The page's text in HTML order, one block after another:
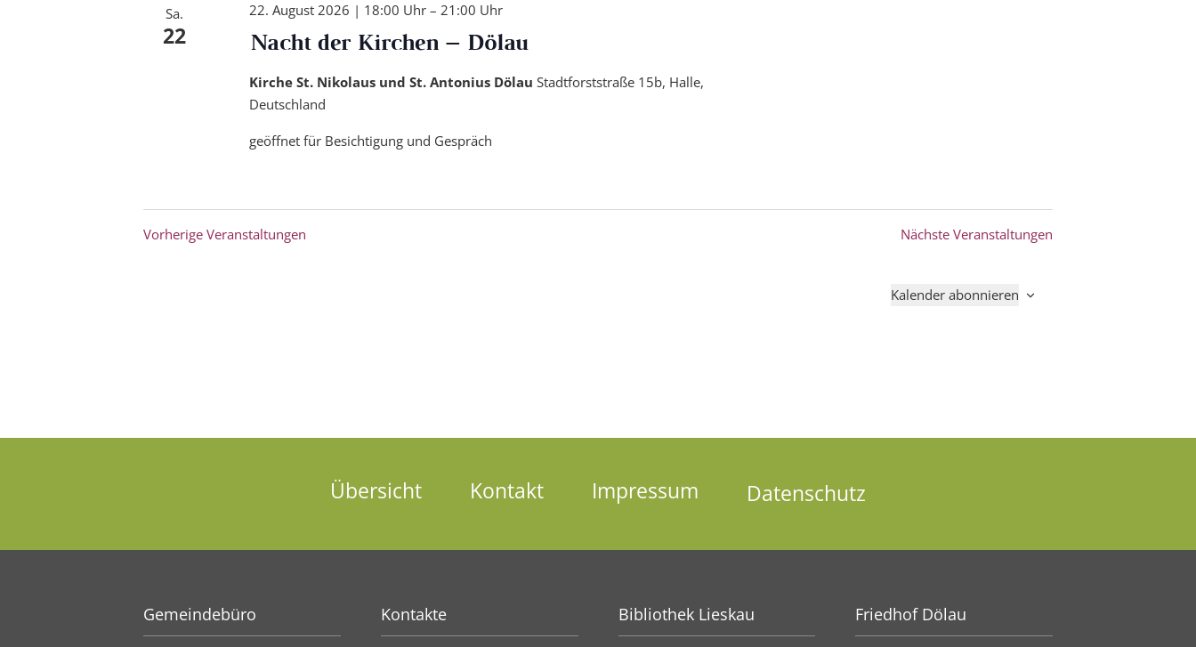
Sa.
22 Nacht der Kirchen – Dölau
22. August 2026 | 18:00 Uhr– 21:00 Uhr
Kirche St. Nikolaus und St. Antonius Dölau Stadtforststraße 15b, Halle,
Deutschland
geöffnet für Besichtigung und Gespräch
Vorherige Veranstaltungen Nächste Veranstaltungen
Kalender abonnieren
Übersicht Kontakt Impressum Datenschutz
Gemeindebüro Kontakte Bibliothek Lieskau Friedhof Dölau